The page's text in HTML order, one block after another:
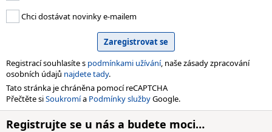
Chci dostávat novinky e-mailem
Registrací souhlasíte s podmínkami užívání, naše zásady zpracování
osobních údajů najdete tady.
Tato stránka je chráněna pomocí reCAPTCHA
Přečtěte siSoukromía Podmínky službyGoogle.
Registrujte se u nás a budete moci…